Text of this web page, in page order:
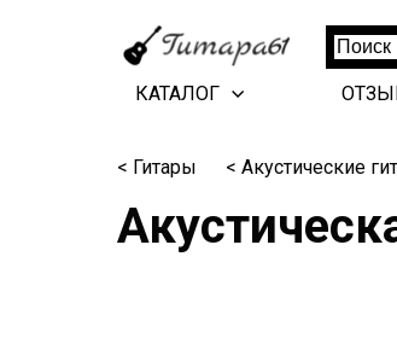
КАТАЛОГ
< Гитары < Акустические